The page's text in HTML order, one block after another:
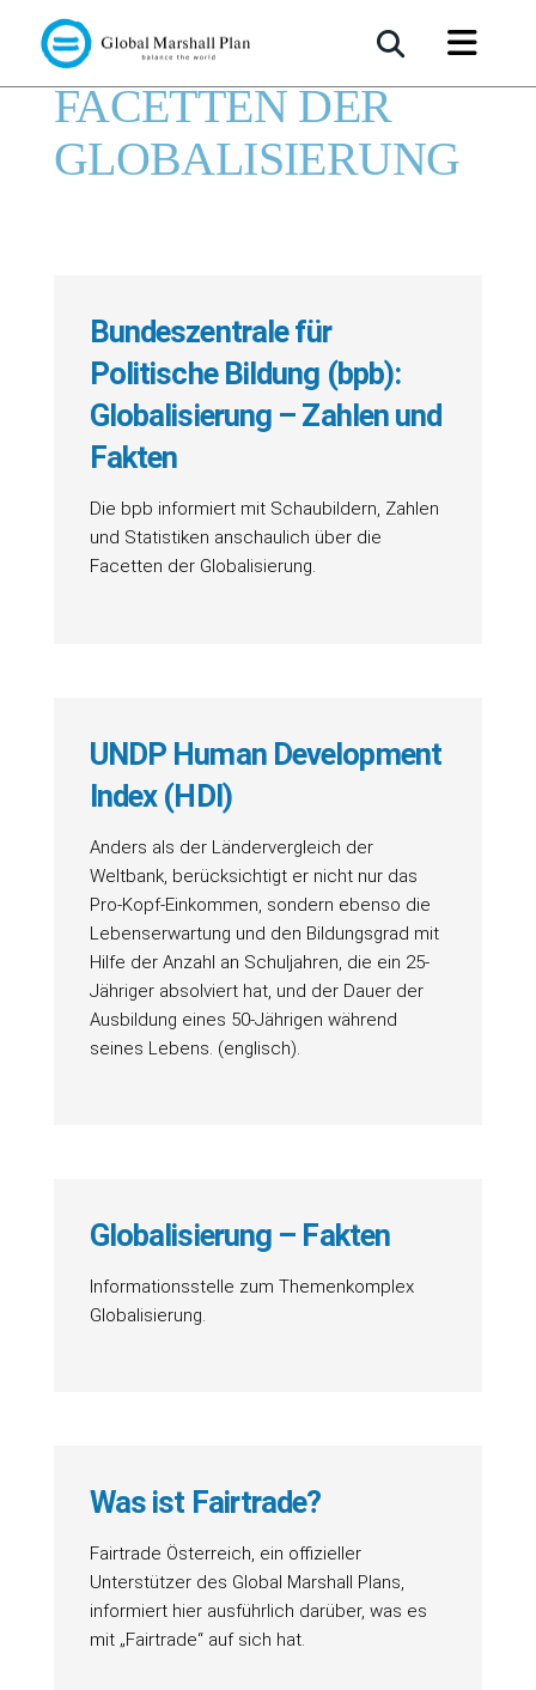
FACETTEN DER
GLOBALISIERUNG
Bundeszentrale für
Politische Bildung (bpb):
Globalisierung – Zahlen und
Fakten
Die bpb informiert mit Schaubildern, Zahlen
und Statistiken anschaulich über die
Facetten der Globalisierung.
UNDP Human Development
Index (HDI)
Anders als der Ländervergleich der
Weltbank, berücksichtigt er nicht nur das
Pro-Kopf-Einkommen, sondern ebenso die
Lebenserwartung und den Bildungsgrad mit
Hilfe der Anzahl an Schuljahren, die ein 25-
Jähriger absolviert hat, und der Dauer der
Ausbildung eines 50-Jährigen während
seines Lebens. (englisch).
Globalisierung – Fakten
Informationsstelle zum Themenkomplex
Globalisierung.
Was ist Fairtrade?
Fairtrade Österreich, ein offizieller
Unterstützer des Global Marshall Plans,
informiert hier ausführlich darüber, was es
mit „Fairtrade“ auf sich hat.